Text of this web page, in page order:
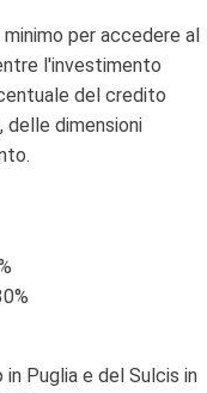
per accedere al
l'investimento
del credito
delle dimensioni
Puglia e del Sulcis in